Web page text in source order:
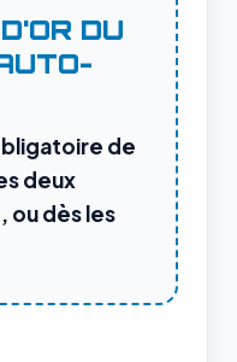
DU
de
deux
ou dès les